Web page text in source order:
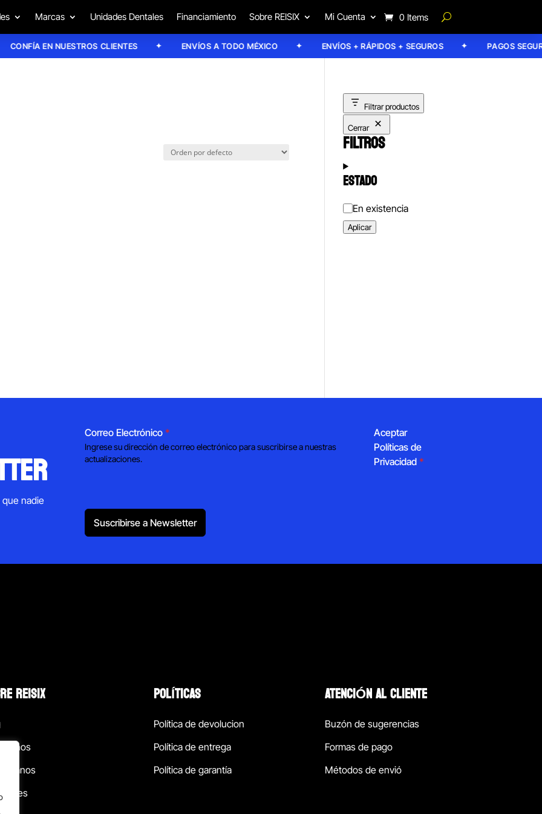
Marcas Unidades Dentales Financiamiento Sobre REISIX Mi Cuenta 0 Items
CONFÍA EN NUESTROS CLIENTES ENVÍOS A TODO MÉXICO ENVÍOS + RÁPIDOS + SEGUROS PAGOS SEGUROS
Filtrar productos
Cerrar
FILTROS
ESTADO
Estado
En existencia
Aplicar
nadie
Correo Electrónico *
Ingrese su dirección de correo electrónico para suscribirse a nuestras
actualizaciones.
Aceptar
Políticas de
Privacidad *
Suscribirse a Newsletter
REISIX POLÍTICAS
Política de devolucion
Política de entrega
Política de garantía
ATENCIÓN AL CLIENTE
Buzón de sugerencias
Formas de pago
Métodos de envió